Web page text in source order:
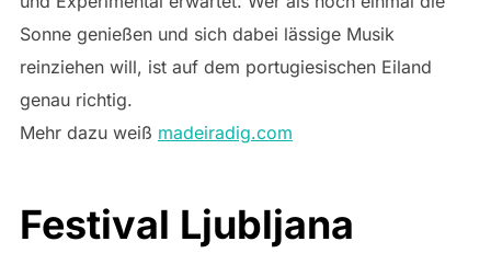
Sonne genießen und sich dabei lässige Musik
reinziehen will, ist auf dem portugiesischen Eiland
genau richtig.
Mehr dazu weiß madeiradig.com
Festival Ljubljana